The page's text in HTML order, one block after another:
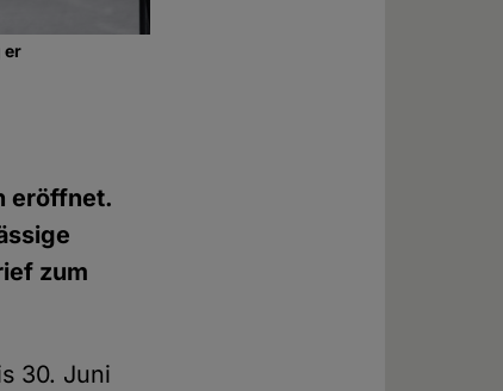
er
eröffnet.
zum
30. Juni